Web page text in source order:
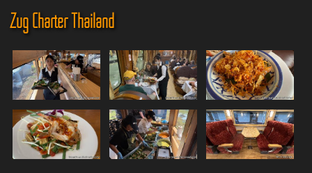
Zug Charter Thailand